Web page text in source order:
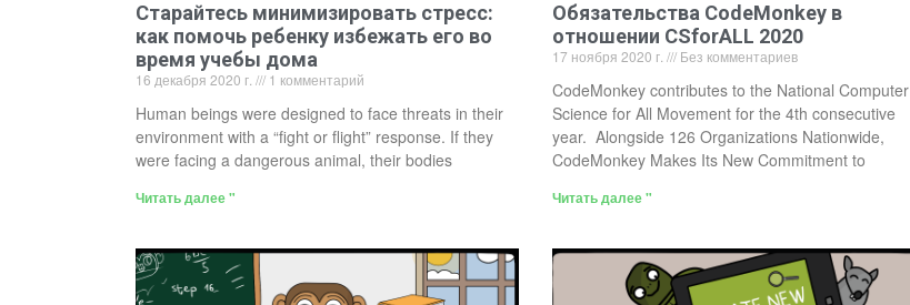
Старайтесь минимизировать стресс:
как помочь ребенку избежать его во
время учебы дома
16 декабря 2020 г. 1 комментарий
Human beings were designed to face threats in their
environment with a “fight or flight” response. If they
were facing a dangerous animal, their bodies
Читать далее "
Обязательства CodeMonkey в
отношении CSforALL 2020
17 ноября 2020 г. Без комментариев
CodeMonkey contributes to the National Computer
Science for All Movement for the 4th consecutive
year. Alongside 126 Organizations Nationwide,
CodeMonkey Makes Its New Commitment to
Читать далее "